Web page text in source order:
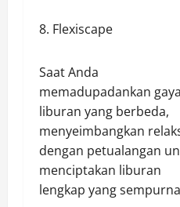
8. Flexiscape
Saat Anda
memadupadankan gaya
liburan yang berbeda,
menyeimbangkan
dengan petualangan
menciptakan liburan
lengkap yang